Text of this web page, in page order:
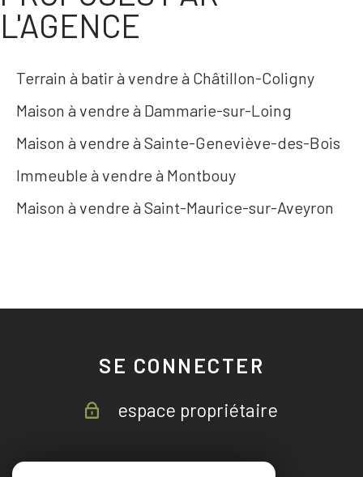
L'AGENCE
Terrain à batir à vendre à Châtillon-Coligny
Maison à vendre à Dammarie-sur-Loing
Maison à vendre à Sainte-Geneviève-des-Bois
Immeuble à vendre à Montbouy
Maison à vendre à Saint-Maurice-sur-Aveyron
SE CONNECTER
espace propriétaire